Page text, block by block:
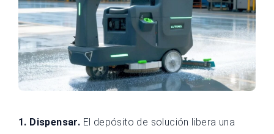
1. Dispensar. El depósito de solución libera una